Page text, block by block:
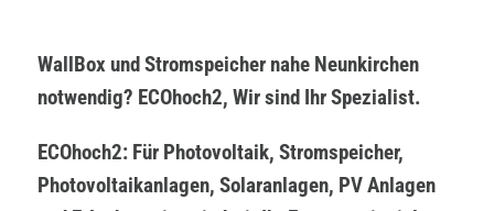
WallBox und Stromspeicher nahe Neunkirchen
notwendig? ECOhoch2, Wir sind Ihr Spezialist.
ECOhoch2: Für Photovoltaik, Stromspeicher,
Photovoltaikanlagen, Solaranlagen, PV Anlagen